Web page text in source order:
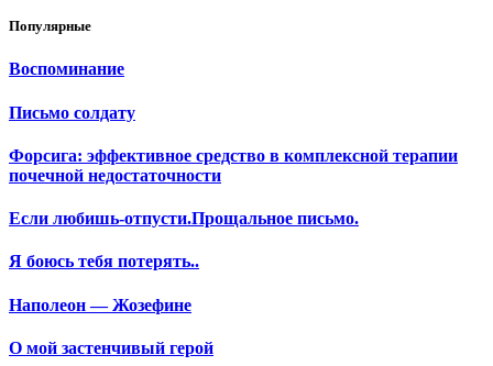
Популярные
Воспоминание
Письмо солдату
Форсига: эффективное средство в комплексной терапии
почечной недостаточности
Если любишь-отпусти.Прощальное письмо.
Я боюсь тебя потерять..
Наполеон — Жозефине
О мой застенчивый герой